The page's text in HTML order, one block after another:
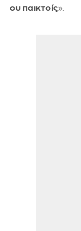
ου παικτοίς».